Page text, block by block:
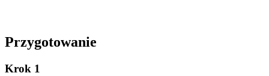
Przygotowanie
Krok 1